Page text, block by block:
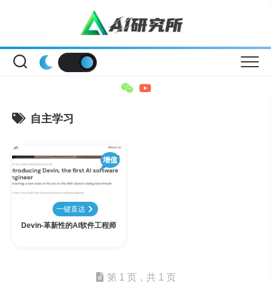
自主学习
增值
一键直达
Devin-革新性的AI软件工程师
第 1 页，共 1 页